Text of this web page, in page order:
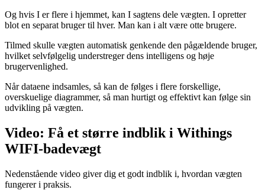
Og hvis I er flere i hjemmet, kan I sagtens dele vægten. I opretter
blot en separat bruger til hver. Man kan i alt være otte brugere.
Tilmed skulle vægten automatisk genkende den pågældende bruger,
hvilket selvfølgelig understreger dens intelligens og høje
brugervenlighed.
Når dataene indsamles, så kan de følges i flere forskellige,
overskuelige diagrammer, så man hurtigt og effektivt kan følge sin
udvikling på vægten.
Video: Få et større indblik i Withings
WIFI-badevægt
Nedenstående video giver dig et godt indblik i, hvordan vægten
fungerer i praksis.